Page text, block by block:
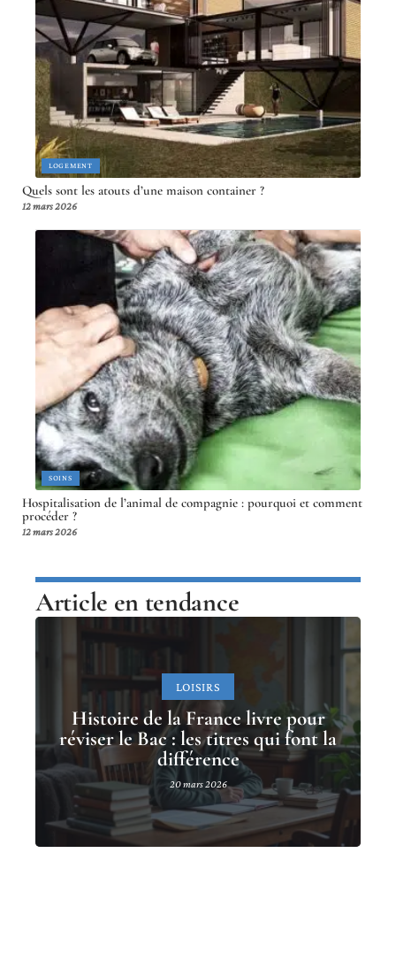
LOGEMENT
Quels sont les atouts d’une maison container ?
12 mars 2026
SOINS
Hospitalisation de l’animal de compagnie : pourquoi et comment
procéder ?
12 mars 2026
Article en tendance
LOISIRS
Histoire de la France livre pour
réviser le Bac : les titres qui font la
différence
20 mars 2026